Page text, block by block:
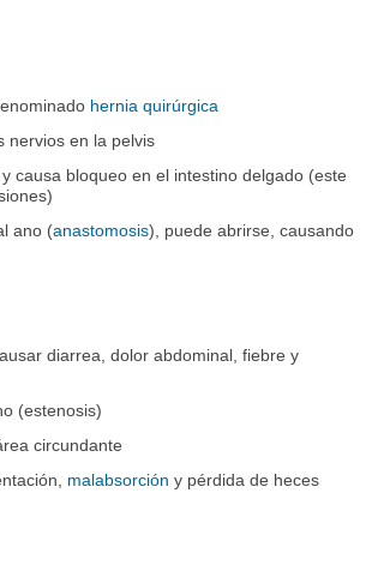
hernia quirúrgica
nervios en la pelvis
causa bloqueo en el intestino delgado (este
ano (anastomosis), puede abrirse, causando
diarrea, dolor abdominal, fiebre y
(estenosis)
circundante
malabsorción y pérdida de heces